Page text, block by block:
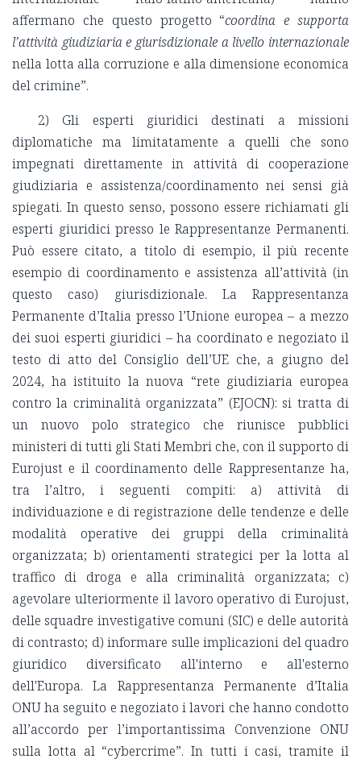
affermano che questo progetto “coordina e supporta
l’attività giudiziaria e giurisdizionale a livello internazionale
nella lotta alla corruzione e alla dimensione economica
del crimine”.
2) Gli esperti giuridici destinati a missioni
diplomatiche ma limitatamente a quelli che sono
impegnati direttamente in attività di cooperazione
giudiziaria e assistenza/coordinamento nei sensi già
spiegati. In questo senso, possono essere richiamati gli
esperti giuridici presso le Rappresentanze Permanenti.
Può essere citato, a titolo di esempio, il più recente
esempio di coordinamento e assistenza all’attività (in
questo caso) giurisdizionale. La Rappresentanza
Permanente d’Italia presso l’Unione europea – a mezzo
dei suoi esperti giuridici – ha coordinato e negoziato il
testo di atto del Consiglio dell’UE che, a giugno del
2024, ha istituito la nuova “rete giudiziaria europea
contro la criminalità organizzata” (EJOCN): si tratta di
un nuovo polo strategico che riunisce pubblici
ministeri di tutti gli Stati Membri che, con il supporto di
Eurojust e il coordinamento delle Rappresentanze ha,
tra l’altro, i seguenti compiti: a) attività di
individuazione e di registrazione delle tendenze e delle
modalità operative dei gruppi della criminalità
organizzata; b) orientamenti strategici per la lotta al
traffico di droga e alla criminalità organizzata; c)
agevolare ulteriormente il lavoro operativo di Eurojust,
delle squadre investigative comuni (SIC) e delle autorità
di contrasto; d) informare sulle implicazioni del quadro
giuridico diversificato all'interno e all'esterno
dell'Europa. La Rappresentanza Permanente d’Italia
ONU ha seguito e negoziato i lavori che hanno condotto
all’accordo per l’importantissima Convenzione ONU
sulla lotta al “cybercrime”. In tutti i casi, tramite il